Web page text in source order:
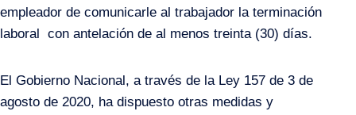
empleador de comunicarle al trabajador la terminación
laboral con antelación de al menos treinta (30) días.
El Gobierno Nacional, a través de la Ley 157 de 3 de
agosto de 2020, ha dispuesto otras medidas y